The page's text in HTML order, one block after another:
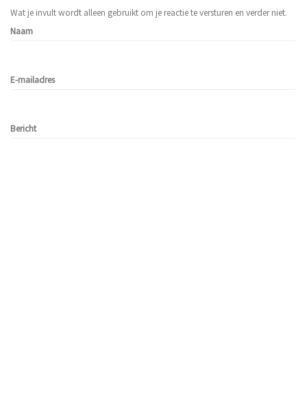
Wat je invult wordt alleen gebruikt om je reactie te versturen en verder niet.
Naam
E-mailadres
Bericht